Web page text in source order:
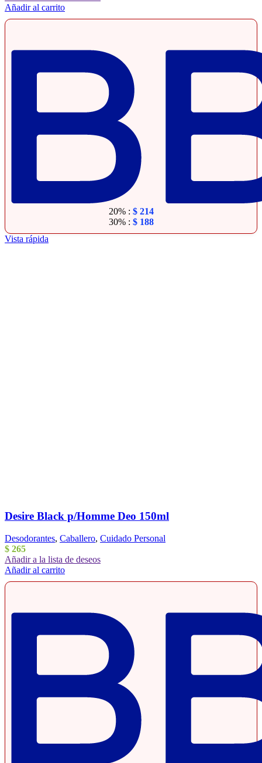
Añadir al carrito
20% : $214
30% : $188
Vista rápida
Desire Black p/Homme Deo 150ml
Desodorantes, Caballero, Cuidado Personal
$ 265
Añadir a la lista de deseos
Añadir al carrito